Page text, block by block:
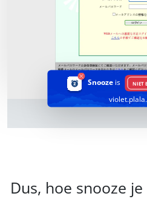
Snooze is NIET
Dus, hoe snooze